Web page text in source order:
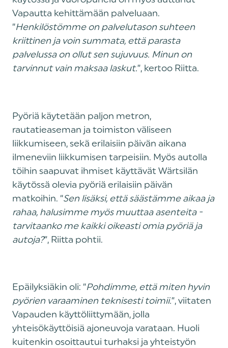
Vapautta kehittämään palveluaan.
“Henkilöstömme on palvelutason suhteen
kriittinen ja voin summata, että parasta
palvelussa on ollut sen sujuvuus. Minun on
tarvinnut vain maksaa laskut.”, kertoo Riitta.
Pyöriä käytetään paljon metron,
rautatieaseman ja toimiston väliseen
liikkumiseen, sekä erilaisiin päivän aikana
ilmeneviin liikkumisen tarpeisiin. Myös autolla
töihin saapuvat ihmiset käyttävät Wärtsilän
käytössä olevia pyöriä erilaisiin päivän
matkoihin. “Sen lisäksi, että säästämme aikaa ja
rahaa, halusimme myös muuttaa asenteita -
tarvitaanko me kaikki oikeasti omia pyöriä ja
autoja?”, Riitta pohtii.
Epäilyksiäkin oli: “Pohdimme, että miten hyvin
pyörien varaaminen teknisesti toimii.”, viitaten
Vapauden käyttöliittymään, jolla
yhteisökäyttöisiä ajoneuvoja varataan. Huoli
kuitenkin osoittautui turhaksi ja yhteistyön